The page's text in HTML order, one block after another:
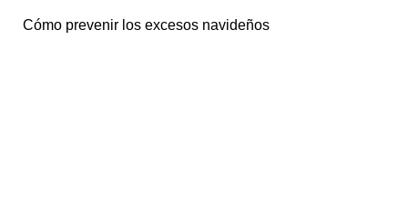
Cómo prevenir los excesos navideños